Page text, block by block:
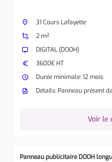
place
31 Cours Lafayette
crop
2 m²
tv
DIGITAL (DOOH)
euro
3600€ HT
watch_later
Durée minimale: 12 mois
description
Détails: Panneau présent
Voir le
Panneau publicitaire DOOH